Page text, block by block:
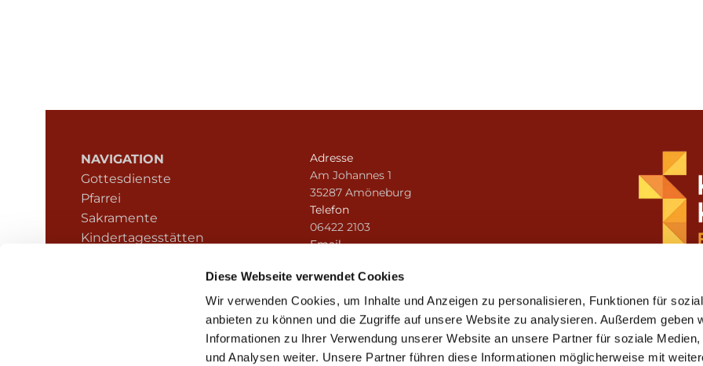
Diese Webseite verwendet Cookies
Wir verwenden Cookies, um Inhalte und Anzeigen zu personalisieren, Funktionen für
anbieten zu können und die Zugriffe auf unsere Website zu analysieren. Außerdem geben
Informationen zu Ihrer Verwendung unserer Website an unsere Partner für soziale Medien,
und Analysen weiter. Unsere Partner führen diese Informationen möglicherweise mit
NAVIGATION
Gottesdienste
Pfarrei
Sakramente
Kindertagesstätten
Hinweisgeberschutz
Adresse
Am Johannes 1
35287 Amöneburg
Telefon
06422 2103
Email